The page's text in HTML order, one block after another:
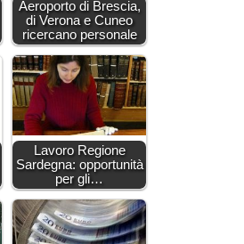
Aeroporto di Brescia,
di Verona e Cuneo
ricercano personale
Lavoro Regione
Sardegna: opportunità
per gli…